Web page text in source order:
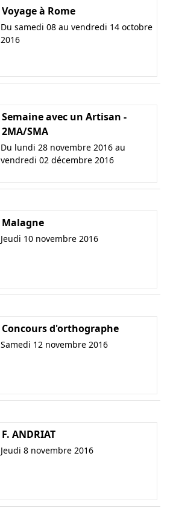
Voyage à Rome
Du samedi 08 au vendredi 14 octobre
2016
Semaine avec un Artisan -
2MA/SMA
Du lundi 28 novembre 2016 au
vendredi 02 décembre 2016
Malagne
Jeudi 10 novembre 2016
Concours d'orthographe
Samedi 12 novembre 2016
F. ANDRIAT
Jeudi 8 novembre 2016